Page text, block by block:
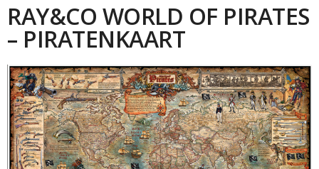
RAY&CO WORLD OF PIRATES
– PIRATENKAART